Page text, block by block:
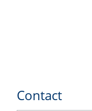
Contact